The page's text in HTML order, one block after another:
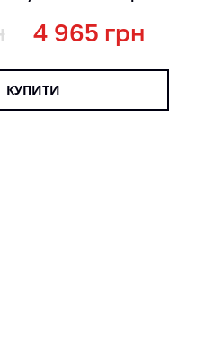
4 965 грн
КУПИТИ